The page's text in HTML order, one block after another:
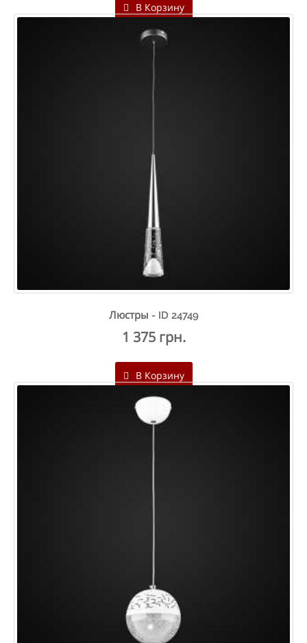
В Корзину
Люстры - ID 24749
1 375 грн.
В Корзину